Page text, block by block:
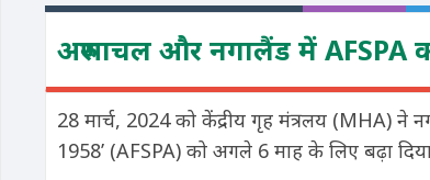
अरुणाचल और नगालैंड में AFSPA
28 मार्च, 2024 को केंद्रीय गृह मंत्रलय (MHA)
1958’ (AFSPA) को अगले 6 माह के लिए बढ़ा